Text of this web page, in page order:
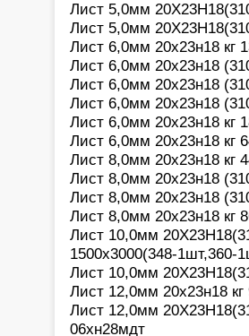
Лист 5,0мм
Лист 5,0мм
Лист 6,0мм 20х23н18 кг
Лист 6,0мм 20х23н18
Лист 6,0мм 20х23н18
Лист 6,0мм 20х23н18
Лист 6,0мм 20х23н18 кг
Лист 6,0мм 20х23н18 кг
Лист 8,0мм 20х23н18 кг
Лист 8,0мм 20х23н18
Лист 8,0мм 20х23н18
Лист 8,0мм 20х23н18 кг
Лист 10,0мм
1500х3000(348-1шт,360-
Лист 10,0мм
Лист 12,0мм 20х23н18 кг
Лист 12,0мм
06хн28мдт